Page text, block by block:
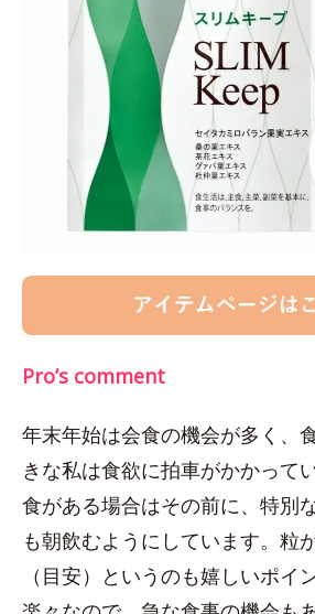
Pro’s comment
年末年始は会食の機会が多く、
きな私は食欲に拍車がかかって
食がある場合はその前に、特別
も朝飲むようにしています。粒
（目安）というのも嬉しいポイ